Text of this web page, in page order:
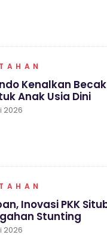
Kenalkan
Anak Usia Dini
2026
Inovasi PKK
Stunting
2026